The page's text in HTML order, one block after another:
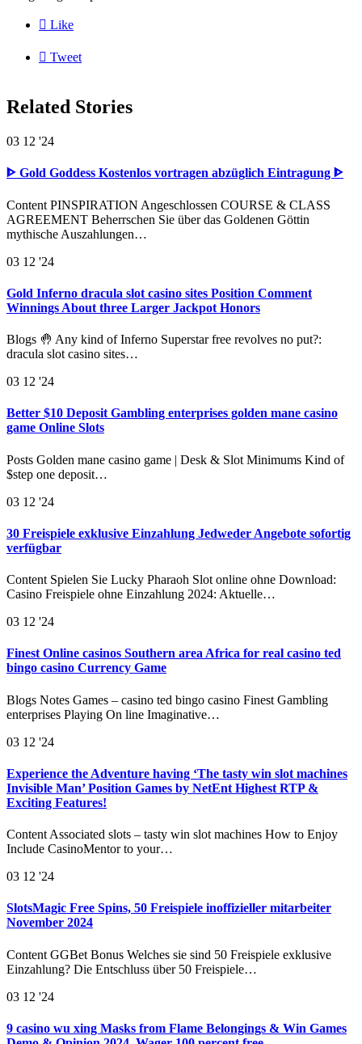
 Like
 Tweet
Related Stories
03 12 '24
ᐈ Gold Goddess Kostenlos vortragen abzüglich Eintragung ᐈ
Content PINSPIRATION Angeschlossen COURSE & CLASS
AGREEMENT Beherrschen Sie über das Goldenen Göttin
mythische Auszahlungen…
03 12 '24
Gold Inferno dracula slot casino sites Position Comment
Winnings About three Larger Jackpot Honors
Blogs 🤚 Any kind of Inferno Superstar free revolves no put?:
dracula slot casino sites…
03 12 '24
Better $10 Deposit Gambling enterprises golden mane casino
game Online Slots
Posts Golden mane casino game | Desk & Slot Minimums Kind of
$step one deposit…
03 12 '24
30 Freispiele exklusive Einzahlung Jedweder Angebote sofortig
verfügbar
Content Spielen Sie Lucky Pharaoh Slot online ohne Download:
Casino Freispiele ohne Einzahlung 2024: Aktuelle…
03 12 '24
Finest Online casinos Southern area Africa for real casino ted
bingo casino Currency Game
Blogs Notes Games – casino ted bingo casino Finest Gambling
enterprises Playing On line Imaginative…
03 12 '24
Experience the Adventure having ‘The tasty win slot machines
Invisible Man’ Position Games by NetEnt Highest RTP &
Exciting Features!
Content Associated slots – tasty win slot machines How to Enjoy
Include CasinoMentor to your…
03 12 '24
SlotsMagic Free Spins, 50 Freispiele inoffizieller mitarbeiter
November 2024
Content GGBet Bonus Welches sie sind 50 Freispiele exklusive
Einzahlung? Die Entschluss über 50 Freispiele…
03 12 '24
9 casino wu xing Masks from Flame Belongings & Win Games